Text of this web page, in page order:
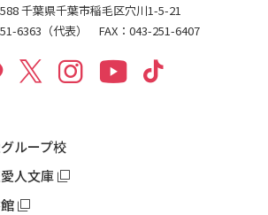
千葉県千葉市稲毛区穴川1-5-21
6363（代表） FAX：043-251-6407
ループ校
人文庫